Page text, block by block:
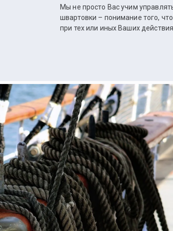
Мы не просто Вас учим
швартовки – понимание того,
при тех или иных Ваших